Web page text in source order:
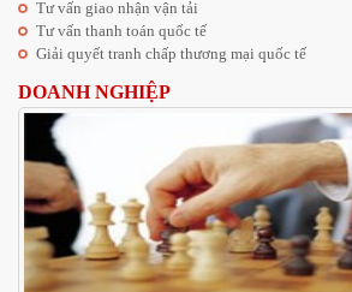
Tư vấn giao nhận vận tải
Tư vấn thanh toán quốc tế
Giải quyết tranh chấp thương mại quốc tế
DOANH NGHIỆP